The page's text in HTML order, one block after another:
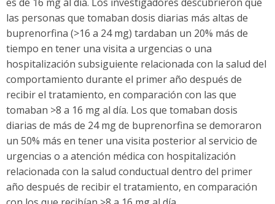
las personas que tomaban dosis diarias más altas de
buprenorfina (>16 a 24 mg) tardaban un 20% más de
tiempo en tener una visita a urgencias o una
hospitalización subsiguiente relacionada con la salud del
comportamiento durante el primer año después de
recibir el tratamiento, en comparación con las que
tomaban >8 a 16 mg al día. Los que tomaban dosis
diarias de más de 24 mg de buprenorfina se demoraron
un 50% más en tener una visita posterior al servicio de
urgencias o a atención médica con hospitalización
relacionada con la salud conductual dentro del primer
año después de recibir el tratamiento, en comparación